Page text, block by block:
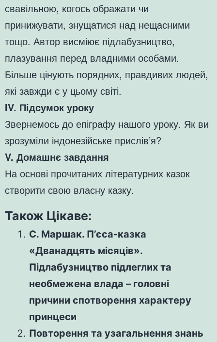
свавільною, когось ображати чи
принижувати, знущатися над нещасними
тощо. Автор висміює підлабузництво,
плазування перед владними особами.
Більше цінують порядних, правдивих людей,
які завжди є у цьому світі.
IV. Підсумок уроку
Звернемось до епіграфу нашого уроку. Як ви
зрозуміли індонезійське прислів’я?
V. Домашнє завдання
На основі прочитаних літературних казок
створити свою власну казку.
Також Цікаве:
С. Маршак. П’єса-казка
«Дванадцять місяців».
Підлабузництво підлеглих та
необмежена влада – головні
причини спотворення характеру
принцеси
Повторення та узагальнення знань